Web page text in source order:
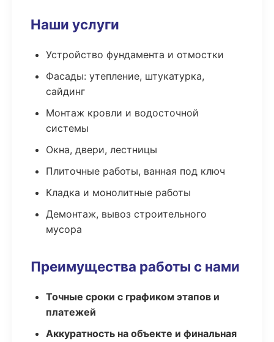
Наши услуги
Устройство фундамента и отмостки
Фасады: утепление, штукатурка,
сайдинг
Монтаж кровли и водосточной
системы
Окна, двери, лестницы
Плиточные работы, ванная под ключ
Кладка и монолитные работы
Демонтаж, вывоз строительного
мусора
Преимущества работы с нами
Точные сроки с графиком этапов и
платежей
Аккуратность на объекте и финальная